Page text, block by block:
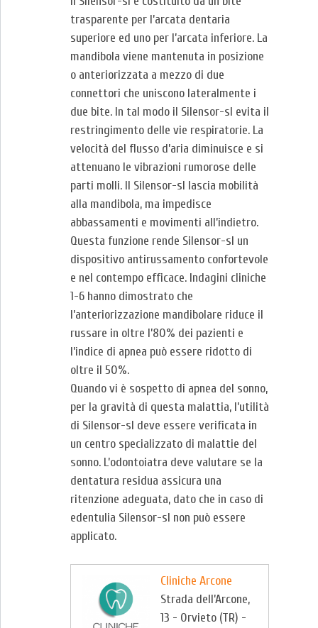
trasparente per l’arcata dentaria
superiore ed uno per l’arcata inferiore. La
mandibola viene mantenuta in posizione
o anteriorizzata a mezzo di due
connettori che uniscono lateralmente i
due bite. In tal modo il Silensor-sl evita il
restringimento delle vie respiratorie. La
velocità del flusso d’aria diminuisce e si
attenuano le vibrazioni rumorose delle
parti molli. Il Silensor-sl lascia mobilità
alla mandibola, ma impedisce
abbassamenti e movimenti all’indietro.
Questa funzione rende Silensor-sl un
dispositivo antirussamento confortevole
e nel contempo efficace. Indagini cliniche
1-6 hanno dimostrato che
l’anteriorizzazione mandibolare riduce il
russare in oltre l’80% dei pazienti e
l’indice di apnea può essere ridotto di
oltre il 50%.
Quando vi è sospetto di apnea del sonno,
per la gravità di questa malattia, l’utilità
di Silensor-sl deve essere verificata in
un centro specializzato di malattie del
sonno. L’odontoiatra deve valutare se la
dentatura residua assicura una
ritenzione adeguata, dato che in caso di
edentulia Silensor-sl non può essere
applicato.
Cliniche Arcone
Strada dell’Arcone,
13 - Orvieto (TR) -